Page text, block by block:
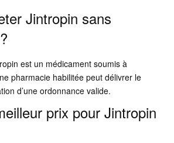
Jintropin sans
est un médicament soumis à
pharmacie habilitée peut délivrer le
d’une ordonnance valide.
prix pour Jintropin